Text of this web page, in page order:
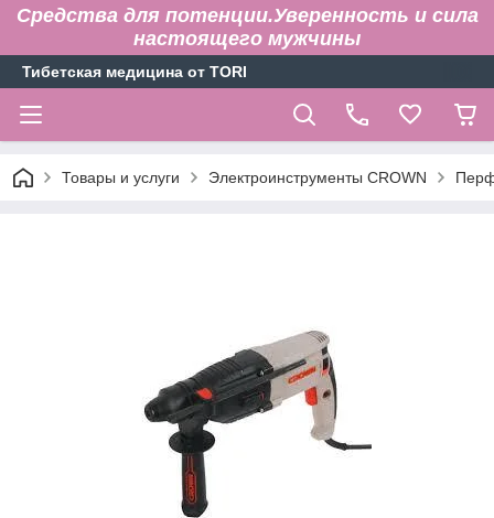
Средства для потенции.Уверенность и сила
настоящего мужчины
Тибетская медицина от TORI
Товары и услуги Электроинструменты CROWN